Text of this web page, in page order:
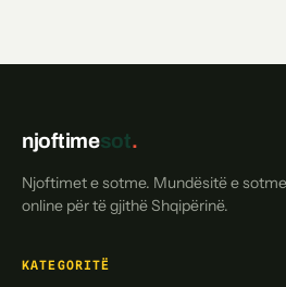
njoftimesot.
Njoftimet e sotme. Mundësitë e
online për të gjithë Shqipërinë.
KATEGORITË